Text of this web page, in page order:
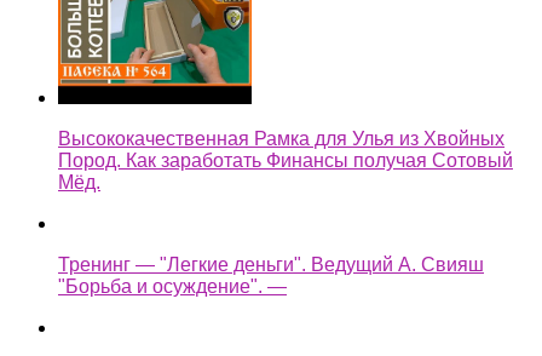
Высококачественная Рамка для Улья из Хвойных
Пород. Как заработать Финансы получая Сотовый
Мёд.
Тренинг — "Легкие деньги". Ведущий А. Свияш
"Борьба и осуждение". —